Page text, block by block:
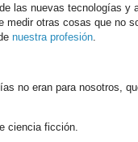
las nuevas tecnologías y
medir otras cosas que no
nuestra profesión
no eran para nosotros,
ciencia ficción.